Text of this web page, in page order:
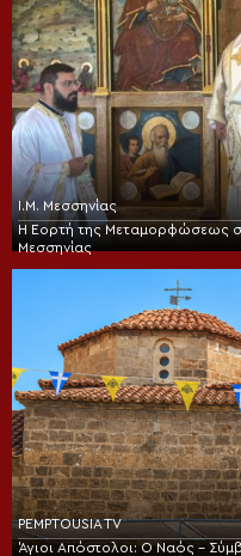
Ι.Μ. Μεσσηνίας
Η Εορτή της Μεταμορφώσεως
Μεσσηνίας
PEMPTOUSIA TV
Άγιοι Απόστολοι: Ο Ναός –